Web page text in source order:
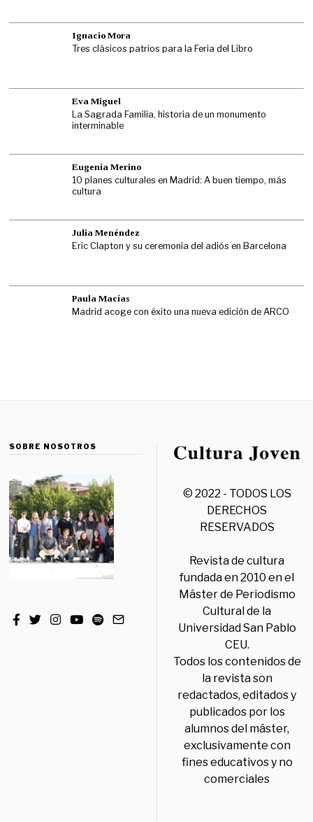
Ignacio Mora
Tres clásicos patrios para la Feria del Libro
Eva Miguel
La Sagrada Familia, historia de un monumento
interminable
Eugenia Merino
10 planes culturales en Madrid: A buen tiempo, más
cultura
Julia Menéndez
Eric Clapton y su ceremonia del adiós en Barcelona
Paula Macías
Madrid acoge con éxito una nueva edición de ARCO
SOBRE NOSOTROS
© 2022 - TODOS LOS
DERECHOS
RESERVADOS
Revista de cultura
fundada en 2010 en el
Máster de Periodismo
Cultural de la
Universidad San Pablo
CEU.
Todos los contenidos de
la revista son
redactados, editados y
publicados por los
alumnos del máster,
exclusivamente con
fines educativos y no
comerciales